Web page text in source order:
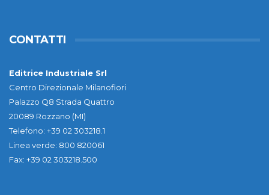
CONTATTI
Editrice Industriale Srl
Centro Direzionale Milanofiori
Palazzo Q8 Strada Quattro
20089 Rozzano (MI)
Telefono: +39 02 303218.1
Linea verde: 800 820061
Fax: +39 02 303218.500